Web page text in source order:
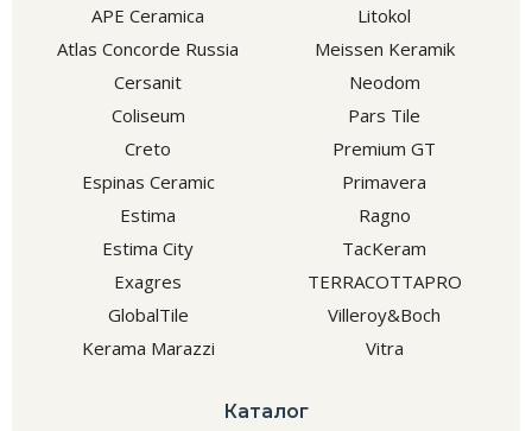
APE Ceramica
Atlas Concorde Russia
Cersanit
Coliseum
Creto
Espinas Ceramic
Estima
Estima City
Exagres
GlobalTile
Kerama Marazzi
Litokol
Meissen Keramik
Neodom
Pars Tile
Premium GT
Primavera
Ragno
TacKeram
TERRACOTTAPRO
Villeroy&Boch
Vitra
Каталог